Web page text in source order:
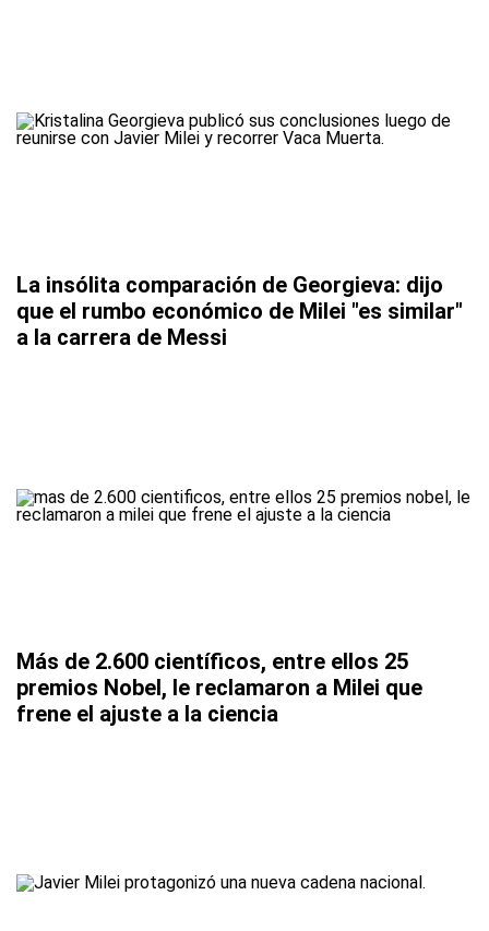
La insólita comparación de Georgieva: dijo
que el rumbo económico de Milei "es similar"
a la carrera de Messi
Más de 2.600 científicos, entre ellos 25
premios Nobel, le reclamaron a Milei que
frene el ajuste a la ciencia